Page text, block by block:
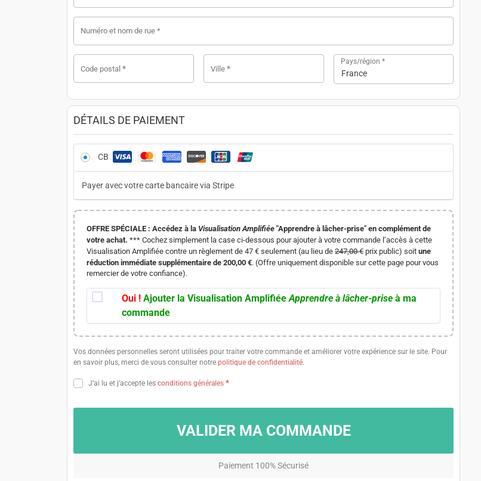
Numéro et nom de rue *
Code postal * Ville *
Pays/région *
France
DÉTAILS DE PAIEMENT
CB
Payer avec votre carte bancaire via Stripe
OFFRE SPÉCIALE : Accédez à la Visualisation Amplifiée "Apprendre à lâcher-prise" en complément de
votre achat. *** Cochez simplement la case ci-dessous pour ajouter à votre commande l’accès à cette
Visualisation Amplifiée contre un règlement de 47 € seulement (au lieu de 247,00 € prix public) soit une
réduction immédiate supplémentaire de 200,00 €. (Offre uniquement disponible sur cette page pour vous
remercier de votre confiance).
Oui ! Ajouter la Visualisation AmplifiéeApprendre à lâcher-prise à ma
commande
Vos données personnelles seront utilisées pour traiter votre commande et améliorer votre expérience sur le site. Pour
en savoir plus, merci de vous consulter notre politique de confidentialité.
J’ai lu et j’accepte les conditions générales *
VALIDER MA COMMANDE
Paiement 100% Sécurisé